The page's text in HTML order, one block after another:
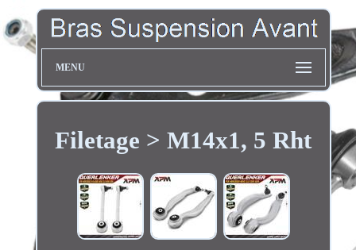
MENU
Filetage > M14x1, 5 Rht